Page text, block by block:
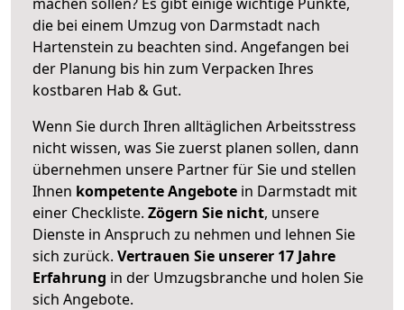
die bei einem Umzug von Darmstadt nach
Hartenstein zu beachten sind. Angefangen bei
der Planung bis hin zum Verpacken Ihres
kostbaren Hab & Gut.
Wenn Sie durch Ihren alltäglichen Arbeitsstress
nicht wissen, was Sie zuerst planen sollen, dann
übernehmen unsere Partner für Sie und stellen
Ihnen kompetente Angebote in Darmstadt mit
einer Checkliste. Zögern Sie nicht, unsere
Dienste in Anspruch zu nehmen und lehnen Sie
sich zurück. Vertrauen Sie unserer 17 Jahre
Erfahrung in der Umzugsbranche und holen Sie
sich Angebote.